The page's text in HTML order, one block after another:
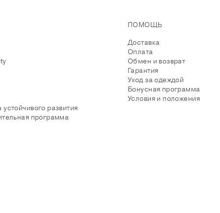
развития
программа
ПОМОЩЬ
Доставка
Оплата
Обмен и возврат
Гарантия
Уход за одеждой
Бонусная программа
Условия и положения